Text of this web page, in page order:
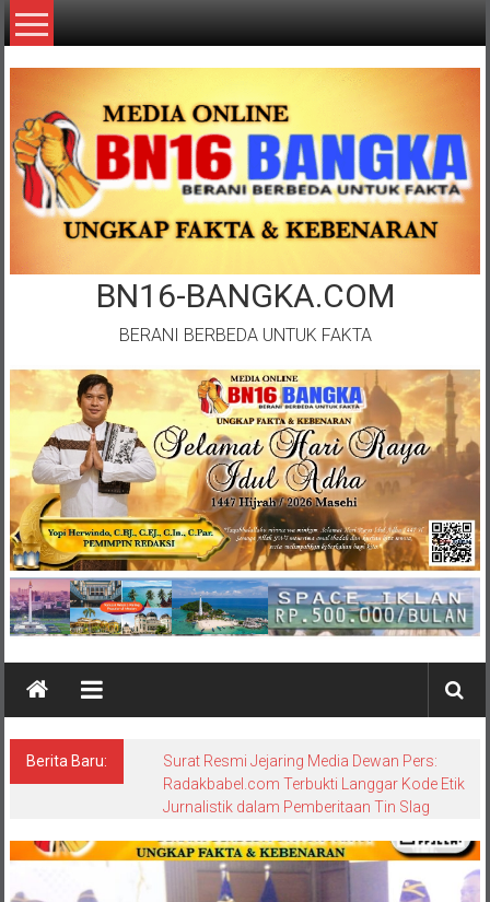
Lompat
ke
BN16-BANGKA.COM
BERANI BERBEDA UNTUK FAKTA
Berita Baru:
Surat Resmi Jejaring Media Dewan Pers:
Radakbabel.com Terbukti Langgar Kode Etik
Jurnalistik dalam Pemberitaan Tin Slag